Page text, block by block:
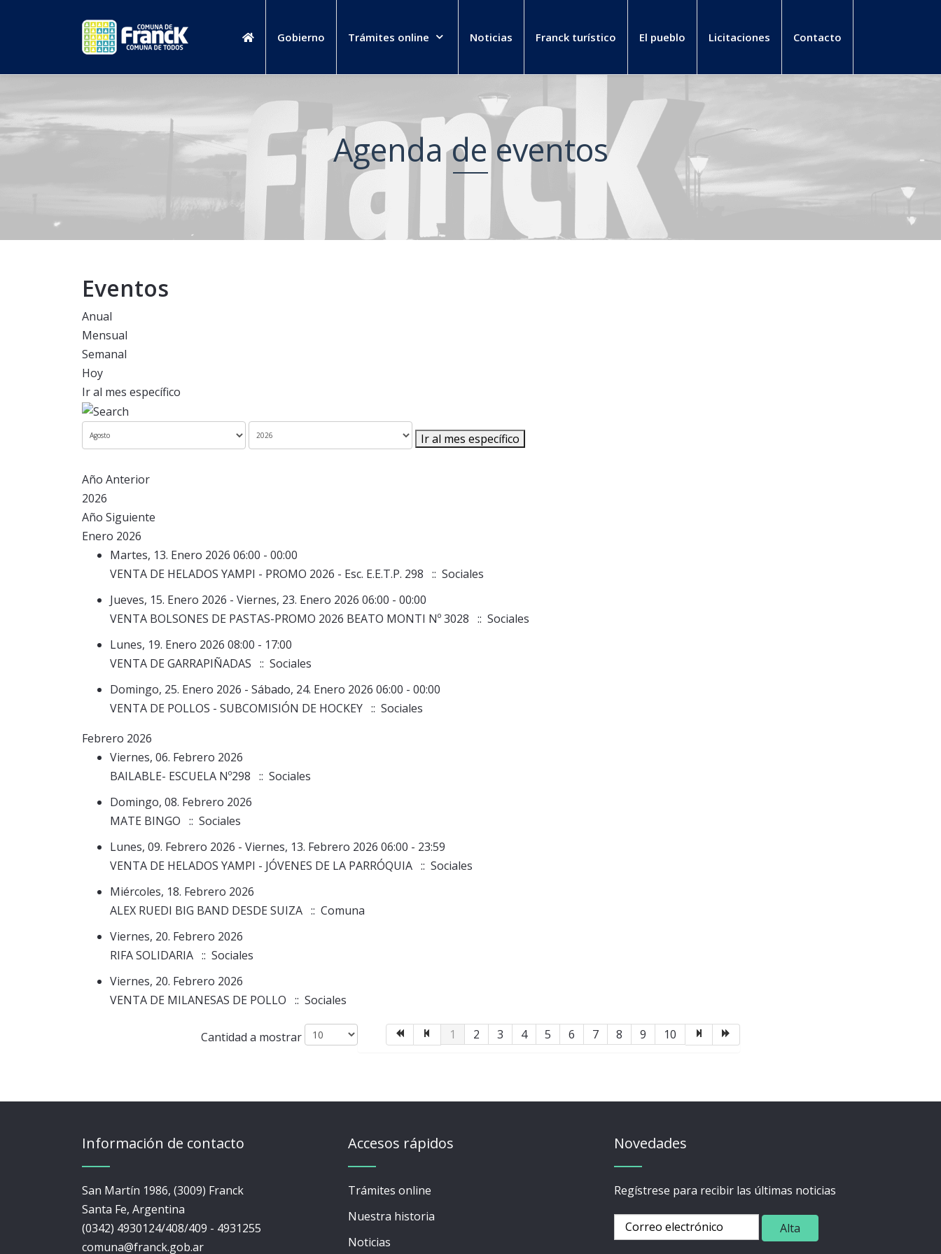
Gobierno Trámites online Noticias Franck turístico El pueblo Licitaciones Contacto
Agenda de eventos
Eventos
Anual
Mensual
Semanal
Hoy
Ir al mes específico
Ir al mes específico
Año Anterior
2026
Año Siguiente
Enero 2026
Martes, 13. Enero 2026 06:00 - 00:00
VENTA DE HELADOS YAMPI - PROMO 2026 - Esc. E.E.T.P. 298 :: Sociales
Jueves, 15. Enero 2026 - Viernes, 23. Enero 2026 06:00 - 00:00
VENTA BOLSONES DE PASTAS-PROMO 2026 BEATO MONTI Nº 3028 :: Sociales
Lunes, 19. Enero 2026 08:00 - 17:00
VENTA DE GARRAPIÑADAS :: Sociales
Domingo, 25. Enero 2026 - Sábado, 24. Enero 2026 06:00 - 00:00
VENTA DE POLLOS - SUBCOMISIÓN DE HOCKEY :: Sociales
Febrero 2026
Viernes, 06. Febrero 2026
BAILABLE- ESCUELA Nº298 :: Sociales
Domingo, 08. Febrero 2026
MATE BINGO :: Sociales
Lunes, 09. Febrero 2026 - Viernes, 13. Febrero 2026 06:00 - 23:59
VENTA DE HELADOS YAMPI - JÓVENES DE LA PARRÓQUIA :: Sociales
Miércoles, 18. Febrero 2026
ALEX RUEDI BIG BAND DESDE SUIZA :: Comuna
Viernes, 20. Febrero 2026
RIFA SOLIDARIA :: Sociales
Viernes, 20. Febrero 2026
VENTA DE MILANESAS DE POLLO :: Sociales
Lista de límites de paginaciónCantidad a mostrar 1 2 3 4 5 6 7 8 9 10
Información de contacto
San Martín 1986, (3009) Franck
Santa Fe, Argentina
(0342) 4930124/408/409 - 4931255
comuna@franck.gob.ar
Accesos rápidos
Trámites online
Nuestra historia
Noticias
Novedades
Regístrese para recibir las últimas noticias